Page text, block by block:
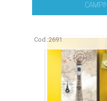
Cod.:2691